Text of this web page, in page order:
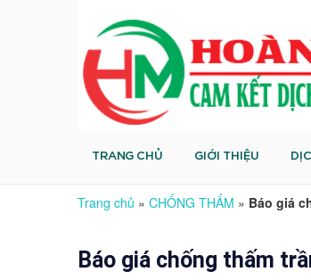
TRANG CHỦ GIỚI THIỆU
Trang chủ » CHỐNG THẤM » Báo giá
Báo giá chống thấm